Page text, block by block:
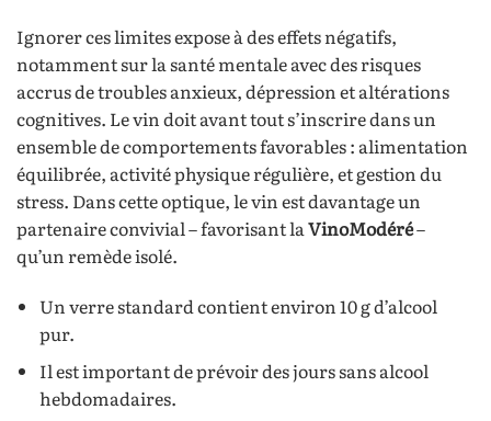
Ignorer ces limites expose à des effets négatifs,
notamment sur la santé mentale avec des risques
accrus de troubles anxieux, dépression et altérations
cognitives. Le vin doit avant tout s’inscrire dans un
ensemble de comportements favorables : alimentation
équilibrée, activité physique régulière, et gestion du
stress. Dans cette optique, le vin est davantage un
partenaire convivial – favorisant la VinoModéré–
qu’un remède isolé.
Un verre standard contient environ 10 g d’alcool
pur.
Il est important de prévoir des jours sans alcool
hebdomadaires.